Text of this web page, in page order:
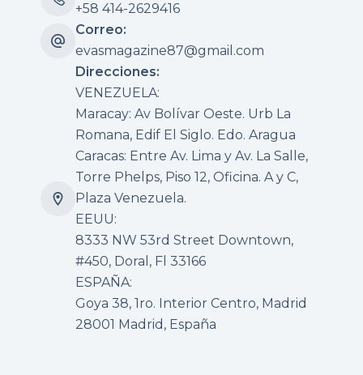
+58 414-2629416
Correo:
evasmagazine87@gmail.com
Direcciones:
VENEZUELA:
Maracay: Av Bolívar Oeste. Urb La
Romana, Edif El Siglo. Edo. Aragua
Caracas: Entre Av. Lima y Av. La Salle,
Torre Phelps, Piso 12, Oficina. A y C,
Plaza Venezuela.
EEUU:
8333 NW 53rd Street Downtown,
#450, Doral, Fl 33166
ESPAÑA:
Goya 38, 1ro. Interior Centro, Madrid
28001 Madrid, España